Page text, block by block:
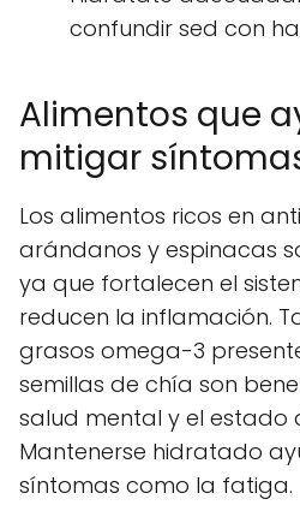
confundir sed con
Alimentos que
mitigar
Los alimentos ricos en
arándanos y espinacas
ya que fortalecen el
reducen la inflamación.
grasos omega-3
semillas de chía son
salud mental y el estado
Mantenerse hidratado
síntomas como la fatiga.